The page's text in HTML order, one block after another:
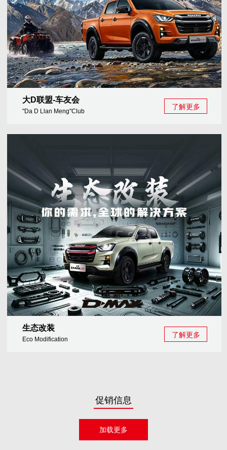
大D联盟-车友会
"Da D Llan Meng"Club
了解更多
生态改装
Eco Modification
了解更多
促销信息
加载更多